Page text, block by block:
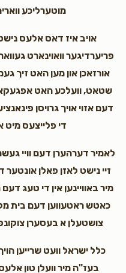
מוטערליכע
אויב איז דאס אלעס
פריערדיגער וואוינארט
אורזאכן און מען האט זיך
שטאט, וועלכע האט
דעם אזוי אויך גרויסן
די פלייצעס מיט
לאמיר דערהערן דעם וויי
זיי נישט לאזן פאלן אונטער
מיר באוויינען אין די טעג
כאטש ראטעווען דעם בית
צושטעלן א בעסערן
כלל ישראל וועט שרייען
בעז"ה מיר וועלן טון